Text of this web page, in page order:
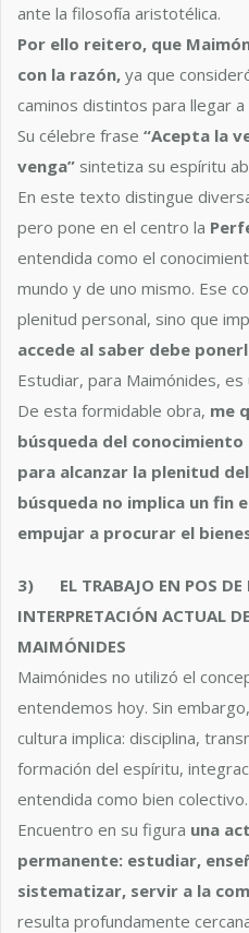
ante la filosofía aristotélica.
Por ello reitero, que
con la razón, ya que
caminos distintos para llegar
Su célebre frase “Acepta la
venga” sintetiza su espíritu
En este texto distingue
pero pone en el centro la
entendida como el
mundo y de uno mismo. Ese
plenitud personal, sino que
accede al saber debe
Estudiar, para Maimónides,
De esta formidable obra, me
búsqueda del
para alcanzar la plenitud
búsqueda no implica un fin
empujar a procurar el
3) EL TRABAJO EN POS
INTERPRETACIÓN ACTUAL
MAIMÓNIDES
Maimónides no utilizó el
entendemos hoy. Sin
cultura implica: disciplina,
formación del espíritu,
entendida como bien colectivo.
Encuentro en su figura una
permanente: estudiar,
sistematizar, servir a la
resulta profundamente